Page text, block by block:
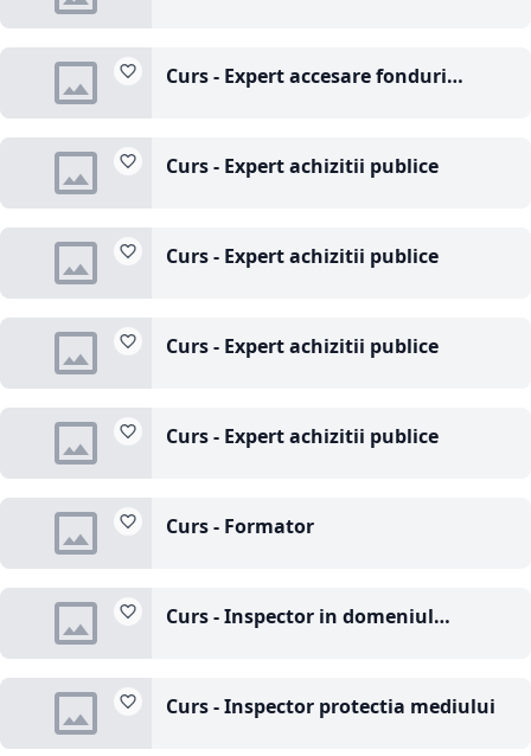
Curs - Expert accesare fonduri
Curs - Expert achizitii publice
Curs - Expert achizitii publice
Curs - Expert achizitii publice
Curs - Expert achizitii publice
Curs - Formator
Curs - Inspector in domeniul
Curs - Inspector protectia mediului